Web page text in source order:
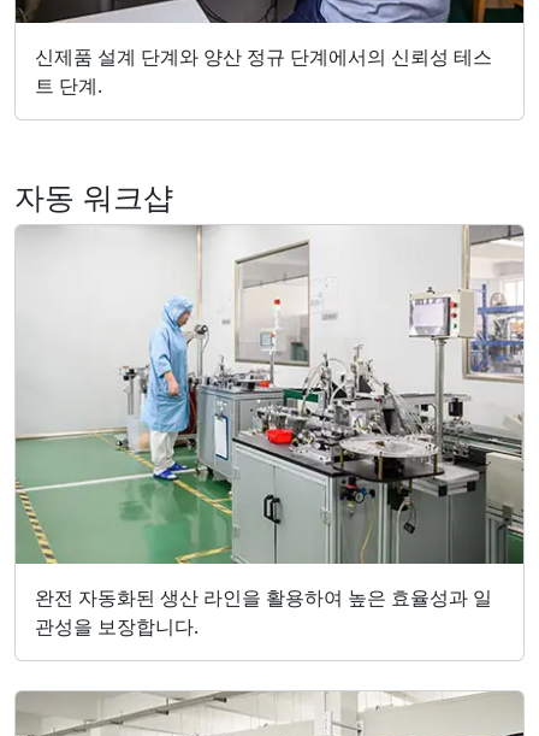
신제품 설계 단계와 양산 정규 단계에서의 신뢰성 테스
트 단계.
자동 워크샵
완전 자동화된 생산 라인을 활용하여 높은 효율성과 일
관성을 보장합니다.